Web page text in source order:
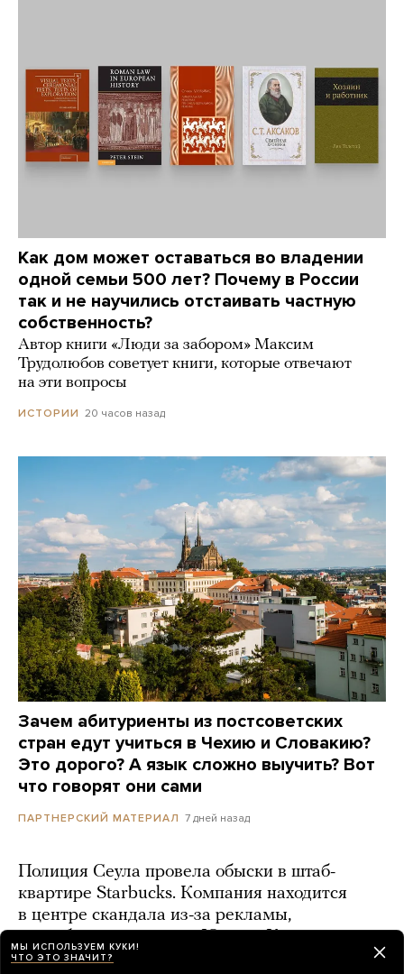
Как дом может оставаться во владении
одной семьи 500 лет? Почему в России
так и не научились отстаивать частную
собственность?
Автор книги «Люди за забором» Максим
Трудолюбов советует книги, которые отвечают
на эти вопросы
ИСТОРИИ 20 часов назад
Зачем абитуриенты из постсоветских
стран едут учиться в Чехию и Словакию?
Это дорого? А язык сложно выучить? Вот
что говорят они сами
ПАРТНЕРСКИЙ МАТЕРИАЛ 7 дней назад
Полиция Сеула провела обыски в штаб-
квартире Starbucks. Компания находится
в центре скандала из-за рекламы,
день назад
МЫ ИСПОЛЬЗУЕМ КУКИ!
ЧТО ЭТО ЗНАЧИТ?